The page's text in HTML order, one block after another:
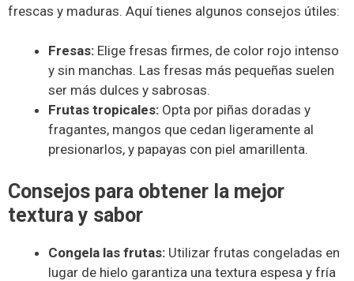
frescas y maduras. Aquí tienes algunos consejos útiles:
Fresas: Elige fresas firmes, de color rojo intenso
y sin manchas. Las fresas más pequeñas suelen
ser más dulces y sabrosas.
Frutas tropicales: Opta por piñas doradas y
fragantes, mangos que cedan ligeramente al
presionarlos, y papayas con piel amarillenta.
Consejos para obtener la mejor
textura y sabor
Congela las frutas: Utilizar frutas congeladas en
lugar de hielo garantiza una textura espesa y fría